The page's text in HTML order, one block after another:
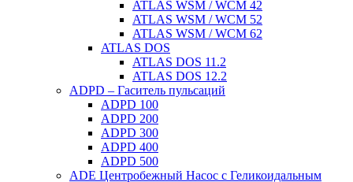
ATLAS WSM / WCM 42
ATLAS WSM / WCM 52
ATLAS WSM / WCM 62
ATLAS DOS
ATLAS DOS 11.2
ATLAS DOS 12.2
ADPD – Гаситель пульсаций
ADPD 100
ADPD 200
ADPD 300
ADPD 400
ADPD 500
ADE Центробежный Насос с Геликоидальным